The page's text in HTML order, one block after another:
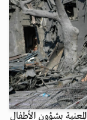
بشؤون الأطفال